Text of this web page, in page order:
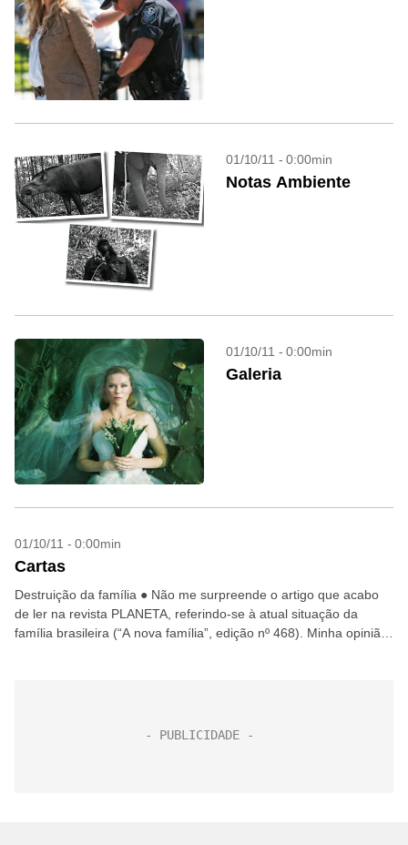
01/10/11 - 0:00min
Notas Ambiente
01/10/11 - 0:00min
Galeria
01/10/11 - 0:00min
Cartas
Destruição da família ● Não me surpreende o artigo que acabo
de ler na revista PLANETA, referindo-se à atual situação da
família brasileira (“A nova família”, edição nº 468). Minha opinião